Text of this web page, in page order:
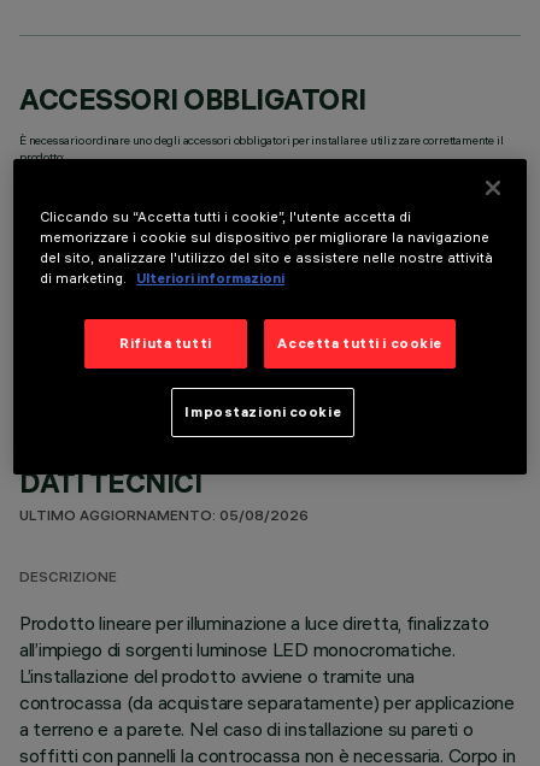
ACCESSORI OBBLIGATORI
È necessario ordinare uno degli accessori obbligatori per installare e utilizzare correttamente il
prodotto:
DATI TECNICI
ULTIMO AGGIORNAMENTO: 05/08/2026
DESCRIZIONE
Prodotto lineare per illuminazione a luce diretta, finalizzato
all’impiego di sorgenti luminose LED monocromatiche.
L’installazione del prodotto avviene o tramite una
controcassa (da acquistare separatamente) per applicazione
a terreno e a parete. Nel caso di installazione su pareti o
soffitti con pannelli la controcassa non è necessaria. Corpo in
Cliccando su “Accetta tutti i cookie”, l'utente accetta di
memorizzare i cookie sul dispositivo per migliorare la navigazione
del sito, analizzare l'utilizzo del sito e assistere nelle nostre attività
di marketing. Ulteriori informazioni
Rifiuta tutti Accetta tutti i cookie
Impostazioni cookie